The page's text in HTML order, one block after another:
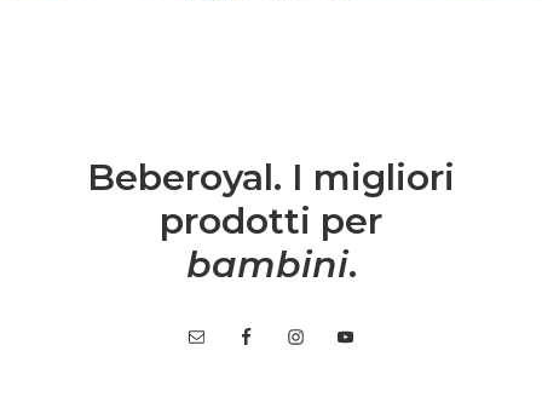
Beberoyal. I migliori
prodotti per
bambini.